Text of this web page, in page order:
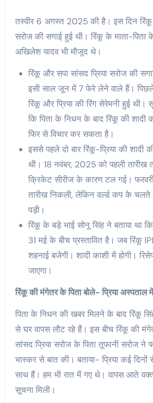
तस्वीर 6 अगस्त 2025 की है। इस दिन रिंकू
सरोज की सगाई हुई थी। रिंकू के माता-पिता
अखिलेश यादव भी मौजूद थे।
रिंकू और सपा सांसद प्रिया सरोज की
इसी साल जून में 7 फेरे लेने वाले हैं।
रिंकू और प्रिया की रिंग सेरेमनी हुई थी।
कि पिता के निधन के बाद रिंकू की शादी
फिर से विचार कर सकता है।
इससे पहले दो बार रिंकू-प्रिया की शादी
थी। 18 नवंबर, 2025 को पहली तारीख
क्रिकेट सीरीज के कारण टल गई।
तारीख निकली, लेकिन वर्ल्ड कप के
पड़ी।
रिंकू के बड़े भाई सोनू सिंह ने बताया था
31 मई के बीच प्रस्तावित है। जब रिंकू
शहनाई बजेगी। शादी काशी में होगी।
जाएगा।
रिंकू की मंगेतर के पिता बोले- प्रिया अस्पताल
पिता के निधन की खबर मिलने के बाद रिंकू
से घर वापस लौट रहे हैं। इस बीच रिंकू की
सांसद प्रिया सरोज के पिता तूफानी सरोज ने
भास्कर से बात की। बताया- प्रिया कई दिनों
साथ हैं। हम भी रात में गए थे। वापस आते
सूचना मिली।